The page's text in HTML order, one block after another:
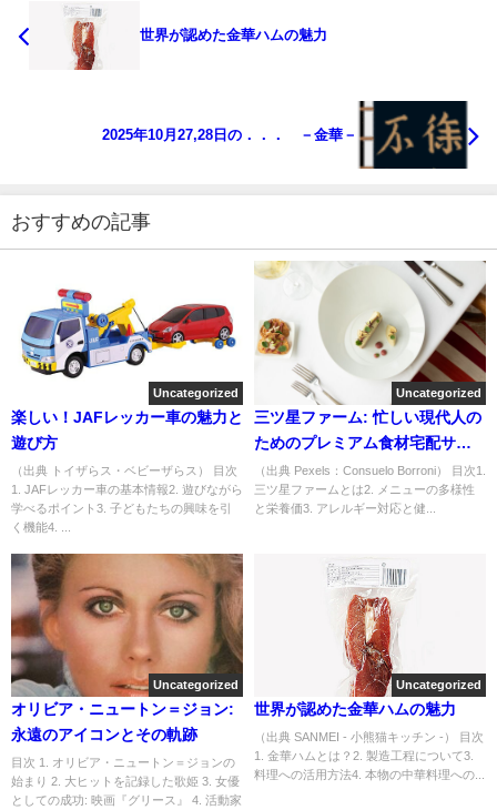
世界が認めた金華ハムの魅力
2025年10月27,28日の．．． －金華－
おすすめの記事
Uncategorized
楽しい！JAFレッカー車の魅力と
遊び方
（出典 トイザらス・ベビーザらス） 目次
1. JAFレッカー車の基本情報2. 遊びながら
学べるポイント3. 子どもたちの興味を引
く機能4. ...
Uncategorized
三ツ星ファーム: 忙しい現代人の
ためのプレミアム食材宅配サー
ビス
（出典 Pexels：Consuelo Borroni） 目次1.
三ツ星ファームとは2. メニューの多様性
と栄養価3. アレルギー対応と健...
Uncategorized
オリビア・ニュートン＝ジョン:
永遠のアイコンとその軌跡
目次 1. オリビア・ニュートン＝ジョンの
始まり 2. 大ヒットを記録した歌姫 3. 女優
としての成功: 映画『グリース』 4. 活動家
Uncategorized
世界が認めた金華ハムの魅力
（出典 SANMEI - 小熊猫キッチン -） 目次
1. 金華ハムとは？2. 製造工程について3.
料理への活用方法4. 本物の中華料理への...